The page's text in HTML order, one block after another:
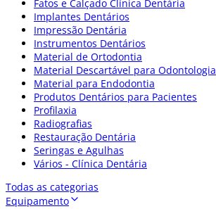
Fatos e Calçado Clínica Dentária
Implantes Dentários
Impressão Dentária
Instrumentos Dentários
Material de Ortodontia
Material Descartável para Odontologia
Material para Endodontia
Produtos Dentários para Pacientes
Profilaxia
Radiografias
Restauração Dentária
Seringas e Agulhas
Vários - Clínica Dentária
Todas as categorias
Equipamento